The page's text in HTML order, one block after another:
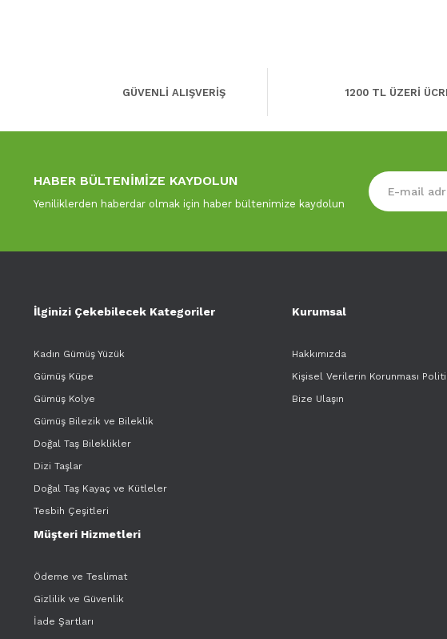
GÜVENLİ ALIŞVERİŞ 1200 TL ÜZERİ
HABER BÜLTENİMİZE KAYDOLUN
Yeniliklerden haberdar olmak için haber bültenimize kaydolun
İlginizi Çekebilecek Kategoriler
Kadın Gümüş Yüzük
Gümüş Küpe
Gümüş Kolye
Gümüş Bilezik ve Bileklik
Doğal Taş Bileklikler
Dizi Taşlar
Doğal Taş Kayaç ve Kütleler
Tesbih Çeşitleri
Kurumsal
Hakkımızda
Kişisel Verilerin Korunması
Bize Ulaşın
Müşteri Hizmetleri
Ödeme ve Teslimat
Gizlilik ve Güvenlik
İade Şartları